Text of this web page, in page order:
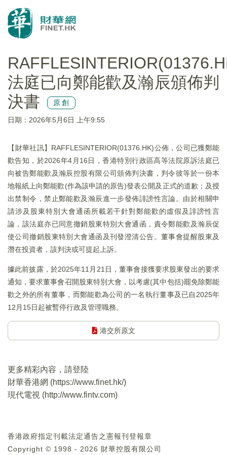
法庭已向鄭能歡及瀚辰頒佈判
決書
原創
日期：2026年5月6日 上午9:55
​【財華社訊】RAFFLESINTERIOR(01376.HK)公佈，公司已獲鄭能
歡告知，於2026年4月16日，香港特別行政區高等法院原訴法庭已
向被告鄭能歡及瀚辰控股有限公司頒佈判決書，判令彼等於一份本
地報紙上向鄭能歡(作為該申請的原告)發表公開及正式的道歉；及授
出禁制令，禁止鄭能歡及瀚辰進一步發佈誹謗性言論。由於相關申
請涉及股東特別大會通函所載若干針對鄭能歡的虛假及誹謗性言
論，該法庭亦已同意撤銷股東特別大會通函，責令鄭能歡及瀚辰促
使公司撤銷股東特別大會通函及刊發澄清公告。董事會提醒股東及
潛在投資者，該判決或可提起上訴。
據此前披露，於2025年11月21日，董事會接獲要求股東發出的要求
通知，要求董事會召開股東特別大會，以考慮(其中包括)罷免除鄭能
歡之外的所有董事，而鄭能歡為公司的一名執行董事及已自2025年
12月15日起被暫停行政及管理職務。
港交所原文
更多精彩內容，請登陸
財華香港網 (https://www.finet.hk/)
現代電視 (http://www.fintv.com)
香港政府指定刊載法定通告之憲報刊登報章
Copyright © 1998 - 2026 財華控股有限公司